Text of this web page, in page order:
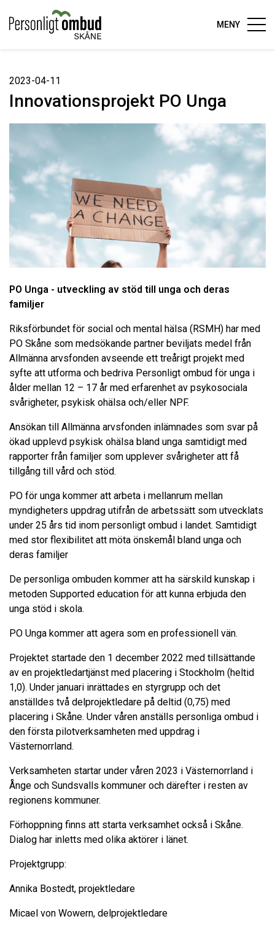
MENY
2023-04-11
Innovationsprojekt PO Unga
PO Unga - utveckling av stöd till unga och deras
familjer
Riksförbundet för social och mental hälsa (RSMH) har med
PO Skåne som medsökande partner beviljats medel från
Allmänna arvsfonden avseende ett treårigt projekt med
syfte att utforma och bedriva Personligt ombud för unga i
ålder mellan 12 – 17 år med erfarenhet av psykosociala
svårigheter, psykisk ohälsa och/eller NPF.
Ansökan till Allmänna arvsfonden inlämnades som svar på
ökad upplevd psykisk ohälsa bland unga samtidigt med
rapporter från familjer som upplever svårigheter att få
tillgång till vård och stöd.
PO för unga kommer att arbeta i mellanrum mellan
myndigheters uppdrag utifrån de arbetssätt som utvecklats
under 25 års tid inom personligt ombud i landet. Samtidigt
med stor flexibilitet att möta önskemål bland unga och
deras familjer
De personliga ombuden kommer att ha särskild kunskap i
metoden Supported education för att kunna erbjuda den
unga stöd i skola.
PO Unga kommer att agera som en professionell vän.
Projektet startade den 1 december 2022 med tillsättande
av en projektledartjänst med placering i Stockholm (heltid
1,0). Under januari inrättades en styrgrupp och det
anställdes två delprojektledare på deltid (0,75) med
placering i Skåne. Under våren anställs personliga ombud i
den första pilotverksamheten med uppdrag i
Västernorrland.
Verksamheten startar under våren 2023 i Västernorrland i
Ånge och Sundsvalls kommuner och därefter i resten av
regionens kommuner.
Förhoppning finns att starta verksamhet också i Skåne.
Dialog har inletts med olika aktörer i länet.
Projektgrupp:
Annika Bostedt, projektledare
Micael von Wowern, delprojektledare